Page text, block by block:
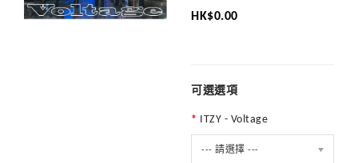
HK$0.00
可選選項
ITZY - Voltage
--- 請選擇 ---